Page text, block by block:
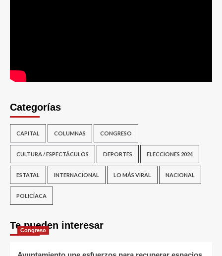
Categorías
CAPITAL COLUMNAS CONGRESO
CULTURA / ESPECTÁCULOS DEPORTES ELECCIONES 2024
ESTATAL INTERNACIONAL LO MÁS VIRAL NACIONAL
POLICÍACA
Te pueden interesar
Congreso